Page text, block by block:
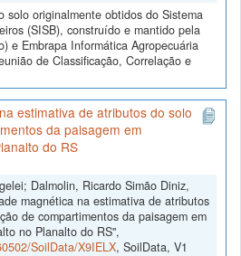
solo originalmente obtidos do Sistema
(SISB), construído e mantido pela
e Embrapa Informática Agropecuária
de Classificação, Correlação e
estimativa de atributos do solo
da paisagem em
do RS
Dalmolin, Ricardo Simão Diniz,
magnética na estimativa de atributos
de compartimentos da paisagem em
no Planalto do RS",
SoilData/X9IELX, SoilData, V1